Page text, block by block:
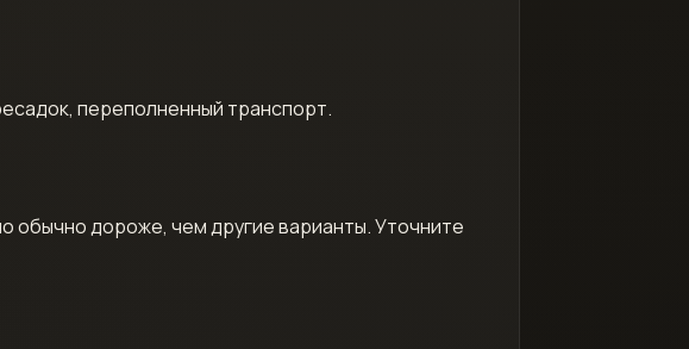
переполненный транспорт.
обычно дороже, чем другие варианты. Уточните